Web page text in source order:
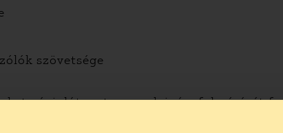
szövetsége
végiglátogatva, azok igényfelmérését
való felkészülés követ majd.